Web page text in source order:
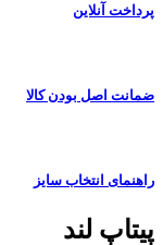
پرداخت آنلاین
ضمانت اصل بودن کالا
راهنمای انتخاب سایز
پیتاپ لند